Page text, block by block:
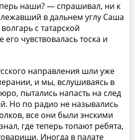
наши? — спрашивал, ни к
в дальнем углу Саша
с татарской
его чувствовалась тоска и
направления шли уже
и мы, вслушиваясь в
пытались напасть на след
Но по радио не назывались
все они были энскими
где теперь топают ребята,
Иногда в палате